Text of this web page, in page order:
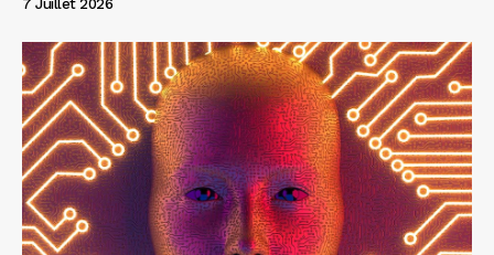
7 Juillet 2026